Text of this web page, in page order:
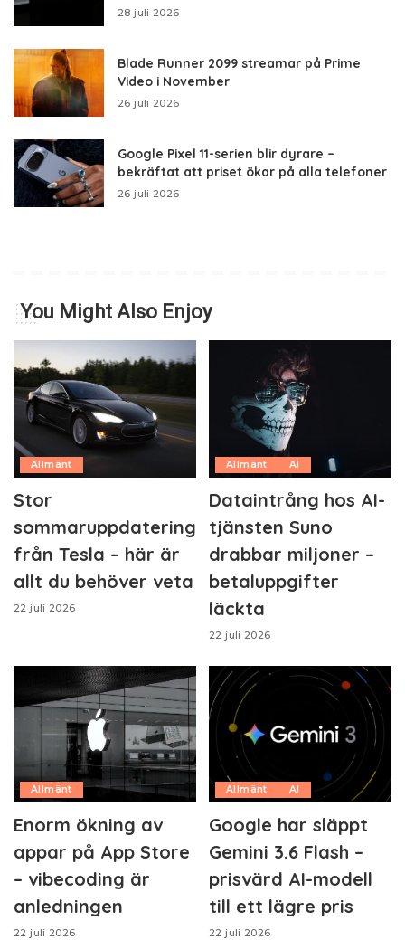
28 juli 2026
Blade Runner 2099 streamar på Prime
Video i November
26 juli 2026
Google Pixel 11-serien blir dyrare –
bekräftat att priset ökar på alla telefoner
26 juli 2026
You Might Also Enjoy
Allmänt
Stor
sommaruppdatering
från Tesla – här är
allt du behöver veta
22 juli 2026
Allmänt AI
Dataintrång hos AI-
tjänsten Suno
drabbar miljoner –
betaluppgifter
läckta
22 juli 2026
Allmänt
Enorm ökning av
appar på App Store
– vibecoding är
anledningen
22 juli 2026
Allmänt AI
Google har släppt
Gemini 3.6 Flash –
prisvärd AI-modell
till ett lägre pris
22 juli 2026